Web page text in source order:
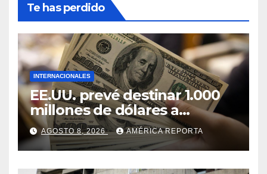
Te has perdido
INTERNACIONALES
EE.UU. prevé destinar 1.000
millones de dólares a
Colombia para un paquete
de seguridad
AGOSTO 8, 2026 AMÉRICA REPORTA